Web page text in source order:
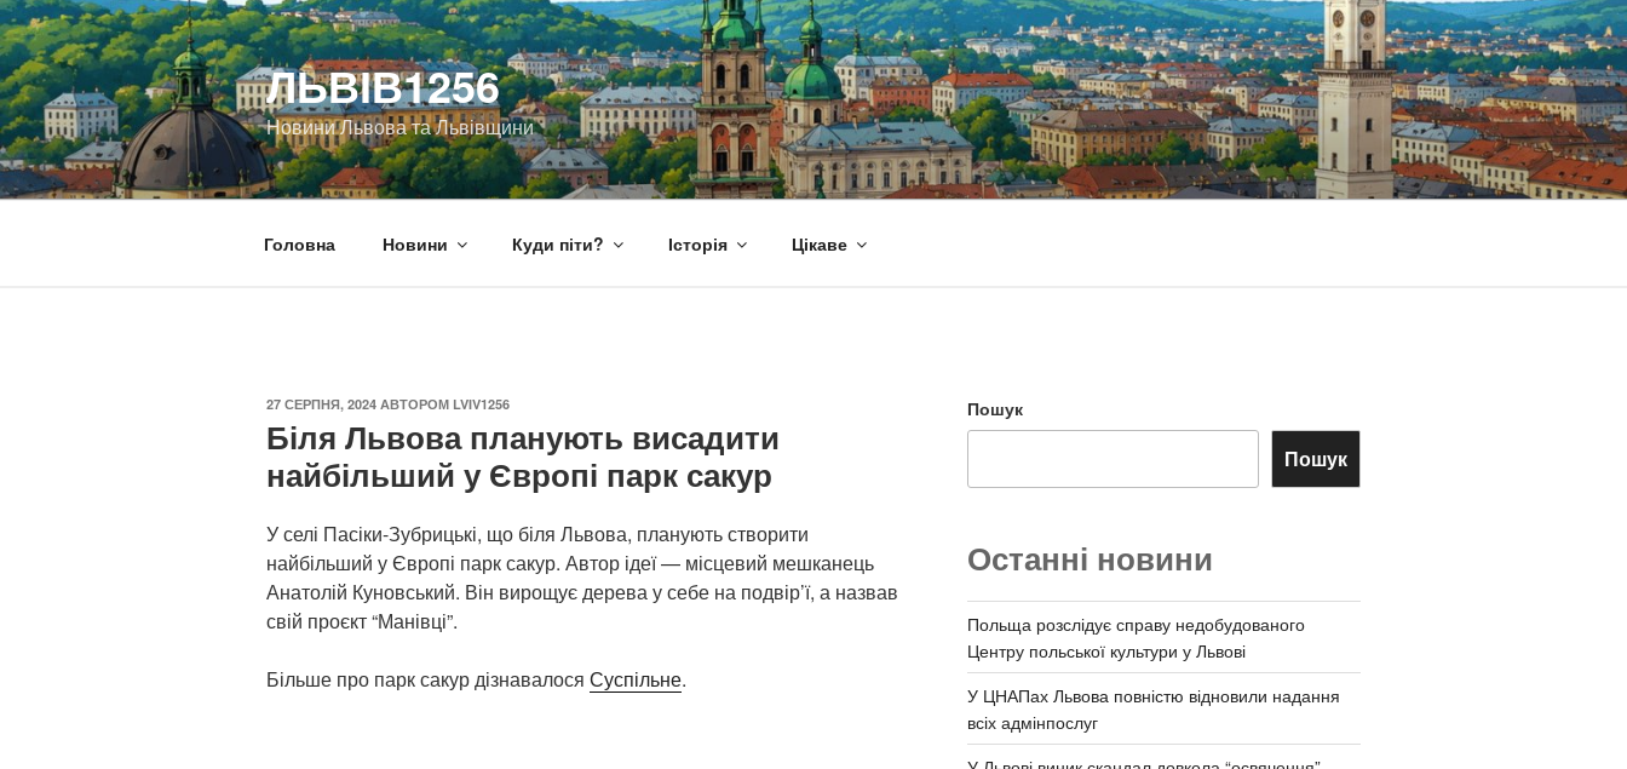
Перейти
до
вмісту
ЛЬВІВ1256
Новини Львова та Львівщини
Головна Новини Куди піти? Історія Цікаве
ОПУБЛІКОВАНО
27 СЕРПНЯ, 2024 АВТОРОМ LVIV1256
Біля Львова планують висадити
найбільший у Європі парк сакур
У селі Пасіки-Зубрицькі, що біля Львова, планують створити
найбільший у Європі парк сакур. Автор ідеї — місцевий мешканець
Анатолій Куновський. Він вирощує дерева у себе на подвір’ї, а назвав
свій проєкт “Манівці”.
Більше про парк сакур дізнавалося Суспільне.
Пошук
Пошук
Останні новини
Польща розслідує справу недобудованого
Центру польської культури у Львові
У ЦНАПах Львова повністю відновили надання
всіх адмінпослуг